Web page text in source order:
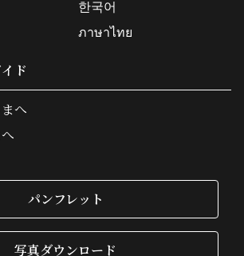
한국어
ภาษาไทย
ド
へ
パンフレット
写真ダウンロード